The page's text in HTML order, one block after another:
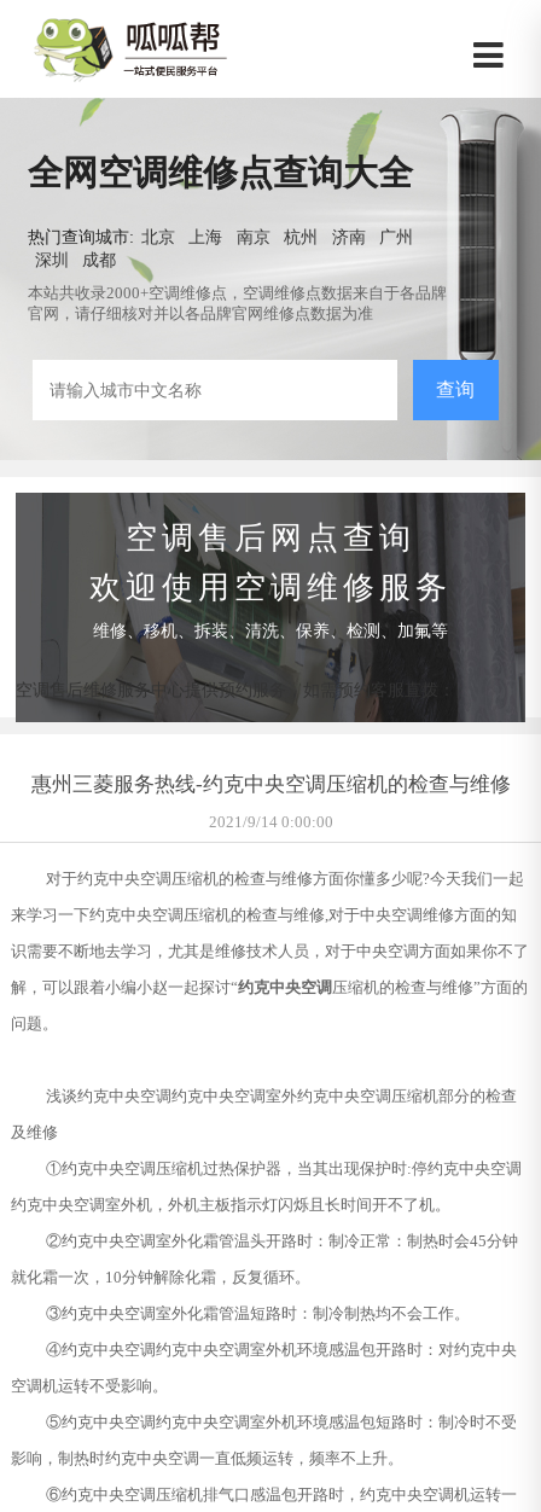
全网空调维修点查询大全
热门查询城市: 北京 上海 南京 杭州 济南
广州
深圳
成都
本站共收录2000+空调维修点，空调维修点数据来自于各品牌
官网，请仔细核对并以各品牌官网维修点数据为准
查询
空调售后网点查询
欢迎使用空调维修服务
维修、移机、拆装、清洗、保养、检测、加氟等
空调售后维修服务中心提供预约服务，如需预约客服直拨：
惠州三菱服务热线-约克中央空调压缩机的检查与维修
2021/9/14 0:00:00
对于约克中央空调压缩机的检查与维修方面你懂多少呢?今天我们一起
来学习一下约克中央空调压缩机的检查与维修,对于中央空调维修方面的知
识需要不断地去学习，尤其是维修技术人员，对于中央空调方面如果你不了
解，可以跟着小编小赵一起探讨“约克中央空调 压缩机的检查与维修”方面的
问题。
浅谈约克中央空调约克中央空调室外约克中央空调压缩机部分的检查
及维修
①约克中央空调压缩机过热保护器，当其出现保护时:停约克中央空调
约克中央空调室外机，外机主板指示灯闪烁且长时间开不了机。
②约克中央空调室外化霜管温头开路时：制冷正常：制热时会45分钟
就化霜一次，10分钟解除化霜，反复循环。
③约克中央空调室外化霜管温短路时：制冷制热均不会工作。
④约克中央空调约克中央空调室外机环境感温包开路时：对约克中央
空调机运转不受影响。
⑤约克中央空调约克中央空调室外机环境感温包短路时：制冷时不受
影响，制热时约克中央空调一直低频运转，频率不上升。
⑥约克中央空调压缩机排气口感温包开路时，约克中央空调机运转一